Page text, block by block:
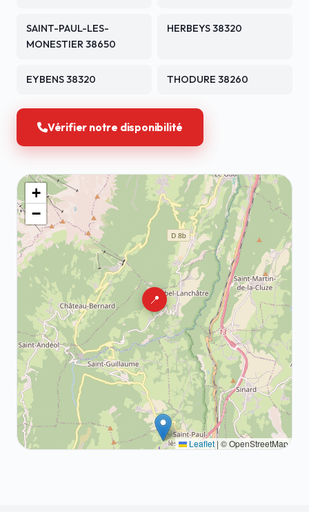
SAINT-PAUL-LES-
MONESTIER 38650
HERBEYS 38320
EYBENS 38320 THODURE 38260
Vérifier notre disponibilité
📍
+
−
Leaflet | © OpenStreetMap